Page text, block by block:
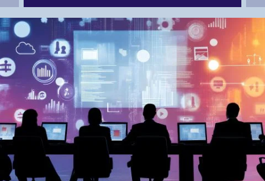
Bottighofen
Bremgarten bei Bern
Brig
Brig-Glis
Bronschhofen
Brugg
Brugg AG
Brütten
Bubendorf
Buchs (SG)